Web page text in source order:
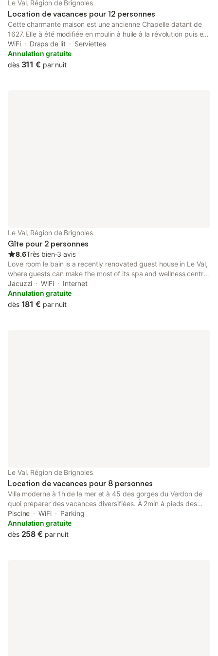
Carcès Cotignac, Montfort, Lorgues ,….. Et à 50mn, accès
Le Val, Région de Brignoles
Location de vacances pour 12 personnes
Cette charmante maison est une ancienne Chapelle datant de
1627. Elle à été modifiée en moulin à huile à la révolution puis en
maison d'habitation en 1841. Située dans le village du VAL au
cœur du VAR à 3 minutes du centre ville à pied, cette maison
vous offrira son histoire, sa fraicheur, son charme et sa
WiFi Draps de lit
Serviettes
Annulation gratuite
dès 311 € par nuit
Le Val, Région de Brignoles
Gîte pour 2 personnes
8.6Très bien⋅3 avis
Love room le bain is a recently renovated guest house in Le Val,
where guests can make the most of its spa and wellness centre
and garden. This property offers access to a terrace, free
private parking and free WiFi.
Jacuzzi WiFi
Internet
Annulation gratuite
dès 181 € par nuit
Le Val, Région de Brignoles
Location de vacances pour 8 personnes
Villa moderne à 1h de la mer et à 45 des gorges du Verdon de
quoi préparer des vacances diversifiées. À 2min à pieds des
chutes du Baou ! Pas de piscine pour cette année mais en projet
! Vous bénéficiez d'une cuisine entièrement équipée ainsi que
d'un jardin arboré.
Piscine WiFi
Parking
Annulation gratuite
dès 258 € par nuit